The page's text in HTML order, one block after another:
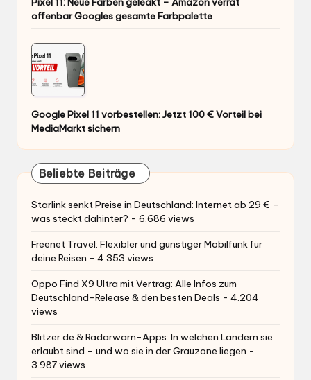
offenbar Googles gesamte Farbpalette
Google Pixel 11 vorbestellen: Jetzt 100 € Vorteil bei
MediaMarkt sichern
Beliebte Beiträge
Starlink senkt Preise in Deutschland: Internet ab 29 € –
was steckt dahinter? - 6.686 views
Freenet Travel: Flexibler und günstiger Mobilfunk für
deine Reisen - 4.353 views
Oppo Find X9 Ultra mit Vertrag: Alle Infos zum
Deutschland-Release & den besten Deals - 4.204
views
Blitzer.de & Radarwarn-Apps: In welchen Ländern sie
erlaubt sind – und wo sie in der Grauzone liegen -
3.987 views